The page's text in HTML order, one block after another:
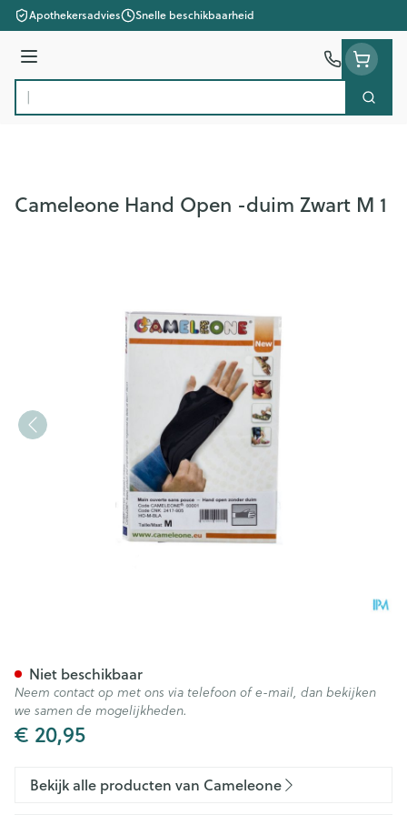
Ga naar de inhoud
Apothekersadvies Snelle beschikbaarheid
Menu
Product, merk, categorie... Zoek
Cameleone Hand Open -duim Zwart M 1
€ 20,95
Niet beschikbaar
Neem contact op met ons via telefoon of e-mail, dan bekijken
we samen de mogelijkheden.
Bekijk alle producten van Cameleone